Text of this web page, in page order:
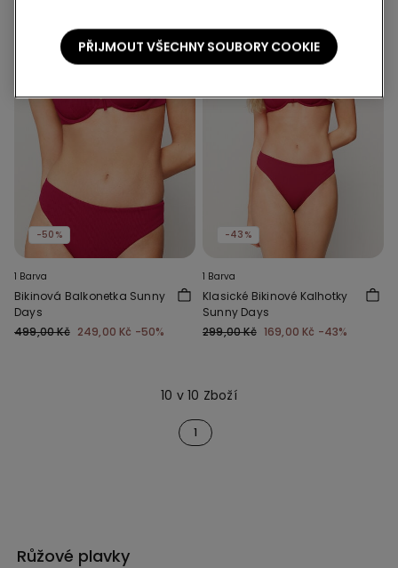
-50%
1 Barva
Bikinová Balkonetka Sunny
Days
499,00 Kč 249,00 Kč -50%
-43%
1 Barva
Klasické Bikinové Kalhotky
Sunny Days
299,00 Kč 169,00 Kč -43%
10 v 10 Zboží
1
Růžové plavky
PŘIJMOUT VŠECHNY SOUBORY COOKIE